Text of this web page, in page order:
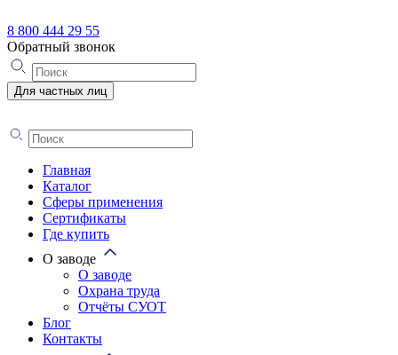
8 800 444 29 55
Обратный звонок
Для частных лиц
Главная
Каталог
Сферы применения
Сертификаты
Где купить
О заводе
О заводе
Охрана труда
Отчёты СУОТ
Блог
Контакты